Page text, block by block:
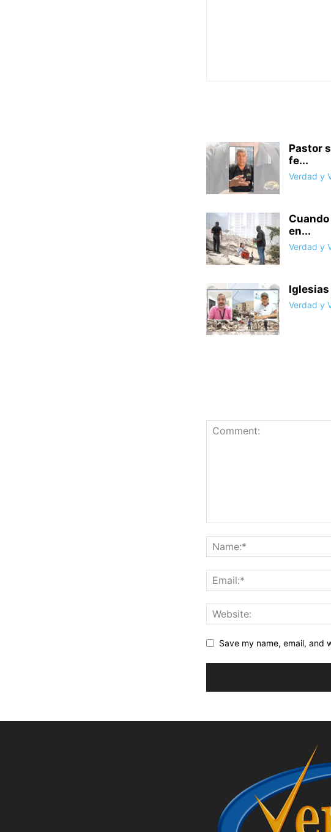
Pastor
fe...
Verdad y
en...
Verdad y
Iglesias
Verdad y
Save my name, email, and